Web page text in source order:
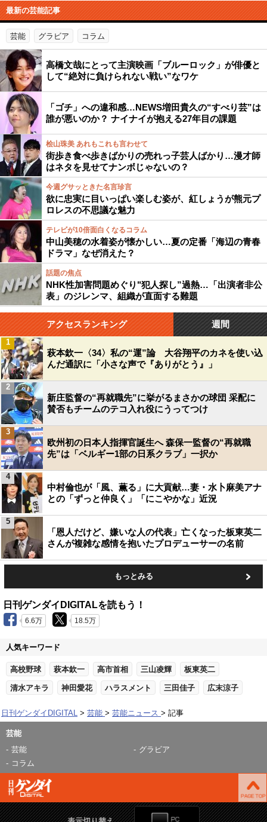
最新の芸能記事
芸能 グラビア コラム
高橋文哉にとって主演映画「ブルーロック」が俳優と
して“絶対に負けられない戦い”なワケ
「ゴチ」への違和感…NEWS増田貴久の“すべり芸”は
誰が悪いのか？ ナイナイが抱える27年目の課題
桧山珠美 あれもこれも言わせて
街歩き食べ歩きばかりの売れっ子芸人ばかり…漫才師
はネタを見せてナンボじゃないの？
今週グサッときた名言珍言
欲に忠実に目いっぱい楽しむ姿が、紅しょうが熊元プ
ロレスの不思議な魅力
テレビが10倍面白くなるコラム
中山美穂の水着姿が懐かしい…夏の定番「海辺の青春
ドラマ」なぜ消えた？
話題の焦点
NHK性加害問題めぐり"犯人探し”過熱…「出演者非公
表」のジレンマ、組織が直面する難題
アクセスランキング 週間
萩本欽一〈34〉私の“運”論 大谷翔平のカネを使い込
んだ通訳に「小さな声で『ありがとう』」
1
新庄監督の“再就職先”に挙がるまさかの球団 采配に
賛否もチームのテコ入れ役にうってつけ
2
欧州初の日本人指揮官誕生へ 森保一監督の“再就職
先”は「ベルギー1部の日系クラブ」一択か
3
中村倫也が「風、薫る」に大貢献…妻・水卜麻美アナ
との「ずっと仲良く」「にこやかな」近況
4
「恩人だけど、嫌いな人の代表」亡くなった板東英二
さんが複雑な感情を抱いたプロデューサーの名前
5
もっとみる
日刊ゲンダイDIGITALを読もう！
6.6万 18.5万
人気キーワード
高校野球 萩本欽一 高市首相 三山凌輝 板東英二
清水アキラ 神田愛花 ハラスメント 三田佳子 広末涼子
日刊ゲンダイDIGITAL 芸能 芸能ニュース 記事
芸能
芸能
グラビア
コラム